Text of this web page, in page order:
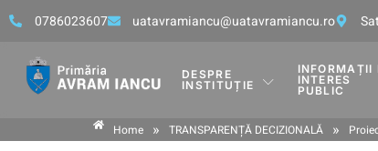
0786023607 uatavramiancu@uatavramiancu.ro
DESPRE
INSTITUȚIE
INFORMAȚII
INTERES
PUBLIC
Home » TRANSPARENȚĂ DECIZIONALĂ »